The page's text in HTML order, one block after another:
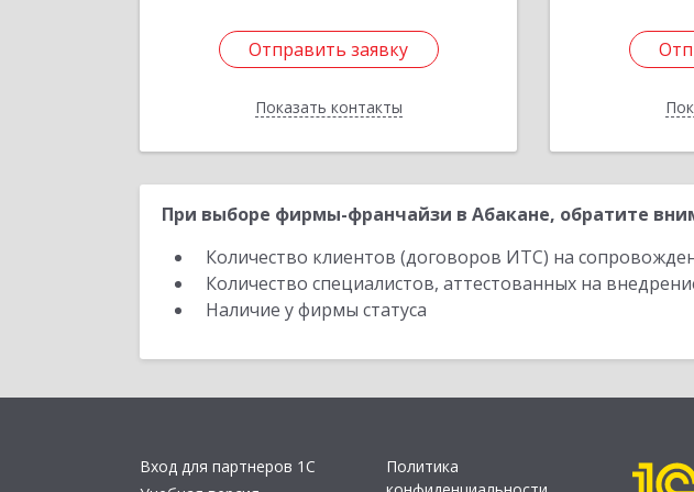
Отправить заявку
Показать контакты
Отправить заявку
Назад
При выборе фирмы-франчайзи в Абакане, обратите
Количество клиентов (договоров ИТС) на
Количество специалистов, аттестованных на
Наличие у фирмы статуса
Вход для партнеров 1С
Политика